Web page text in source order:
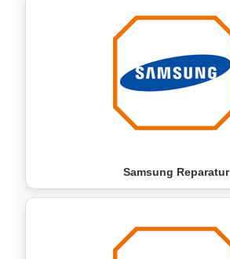
Samsung Reparatur